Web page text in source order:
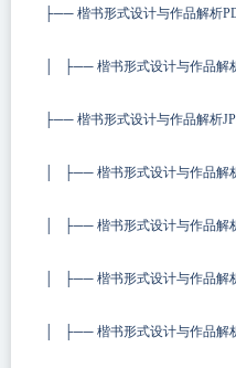
├── 楷书形式设计与作品解析
│ ├── 楷书形式设计与作品解
├── 楷书形式设计与作品解析
│ ├── 楷书形式设计与作品解
│ ├── 楷书形式设计与作品解
│ ├── 楷书形式设计与作品解
│ ├── 楷书形式设计与作品解